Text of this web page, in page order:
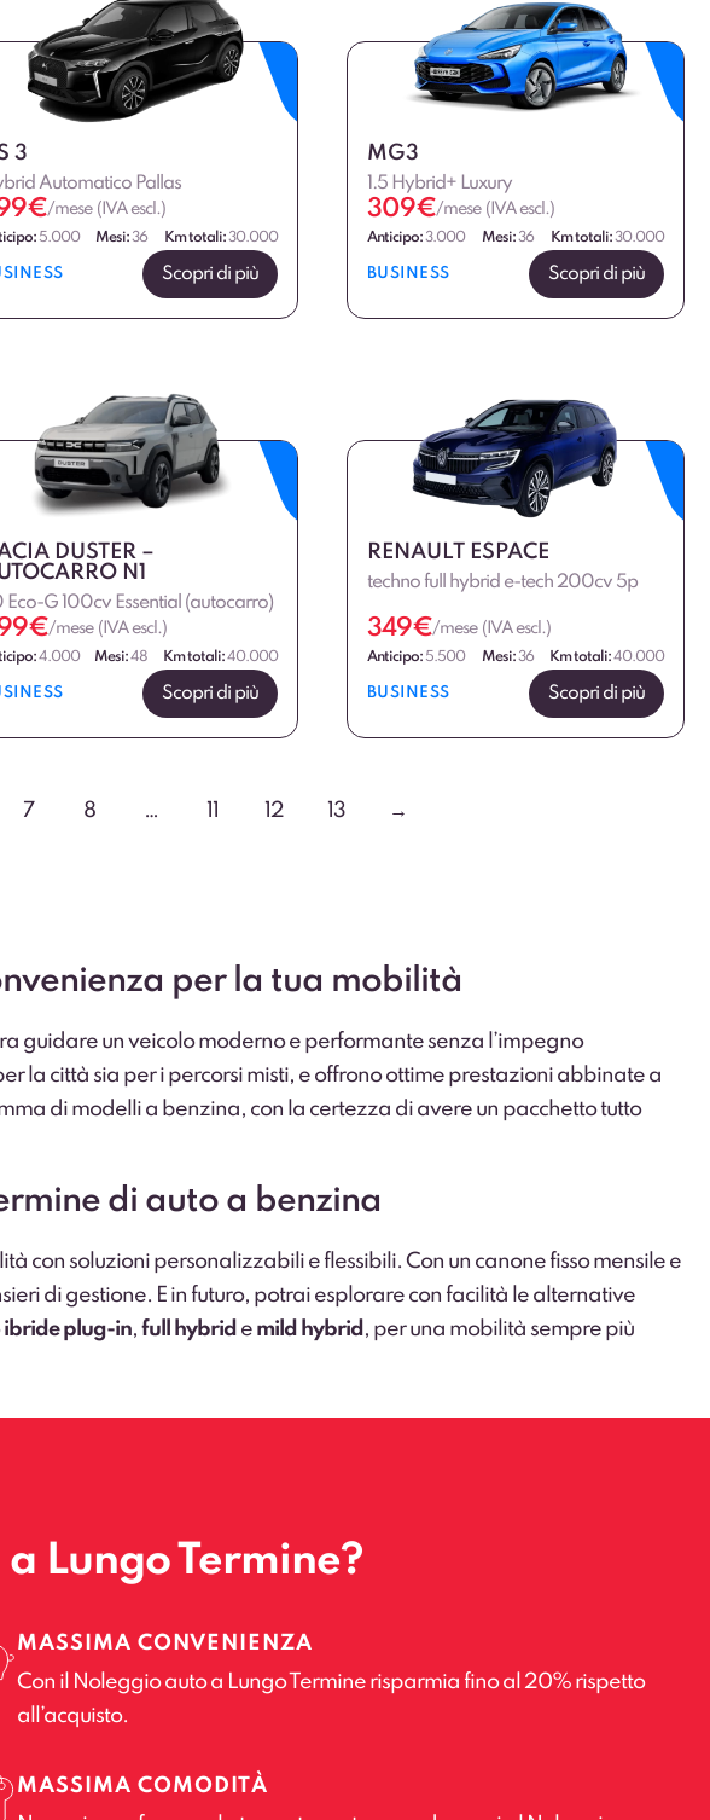
3
Automatico Pallas
€/mese (IVA escl.)
5.000 Mesi:36 Km totali:30.000
Scopri di più
MG3
1.5 Hybrid+ Luxury
309€/mese (IVA escl.)
Anticipo:3.000 Mesi:36 Km totali:30.000
BUSINESS Scopri di più
DUSTER –
N1
Eco-G 100cv Essential (autocarro)
€/mese (IVA escl.)
4.000 Mesi:48 Km totali:40.000
Scopri di più
RENAULT ESPACE
techno full hybrid e-tech 200cv 5p
349€/mese (IVA escl.)
Anticipo:5.500 Mesi:36 Km totali:40.000
BUSINESS Scopri di più
7 8 … 11 12 13 →
per la tua mobilità
guidare un veicolo moderno e performante senza l’impegno
la città sia per i percorsi misti, e offrono ottime prestazioni abbinate a
di modelli a benzina, con la certezza di avere un pacchetto tutto
di auto a benzina
con soluzioni personalizzabili e flessibili. Con un canone fisso mensile e
di gestione. E in futuro, potrai esplorare con facilità le alternative
ibride plug-in, full hybrid e mild hybrid , per una mobilità sempre più
Lungo Termine?
MASSIMA CONVENIENZA
Con il Noleggio auto a Lungo Termine risparmia fino al 20% rispetto
all’acquisto.
MASSIMA COMODITÀ